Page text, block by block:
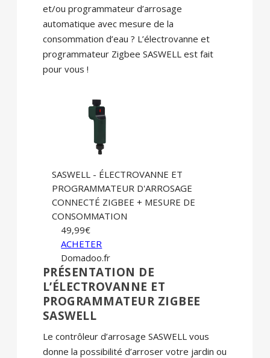
et/ou programmateur d’arrosage
automatique avec mesure de la
consommation d’eau ? L’électrovanne et
programmateur Zigbee SASWELL est fait
pour vous !
SASWELL - ÉLECTROVANNE ET
PROGRAMMATEUR D'ARROSAGE
CONNECTÉ ZIGBEE + MESURE DE
CONSOMMATION
49,99€
ACHETER
Domadoo.fr
PRÉSENTATION DE
L’ÉLECTROVANNE ET
PROGRAMMATEUR ZIGBEE
SASWELL
Le contrôleur d’arrosage SASWELL vous
donne la possibilité d’arroser votre jardin ou